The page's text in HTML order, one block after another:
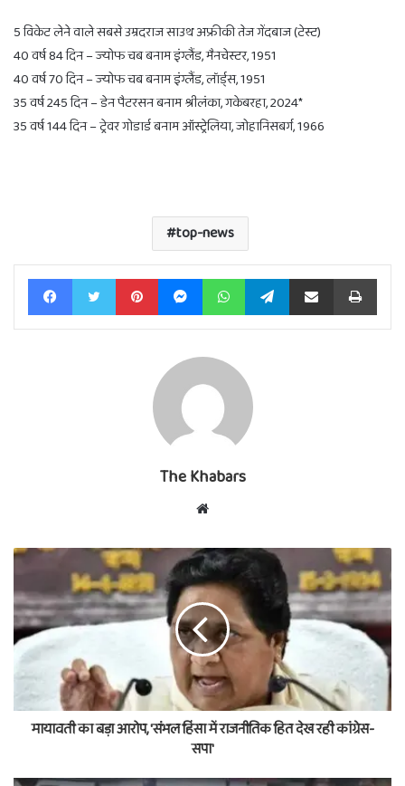
5 विकेट लेने वाले सबसे उम्रदराज साउथ अफ्रीकी तेज गेंदबाज (टेस्ट)
40 वर्ष 84 दिन – ज्योफ चब बनाम इंग्लैंड, मैनचेस्टर, 1951
40 वर्ष 70 दिन – ज्योफ चब बनाम इंग्लैंड, लॉर्ड्स, 1951
35 वर्ष 245 दिन – डेन पैटरसन बनाम श्रीलंका, गकेबरहा, 2024*
35 वर्ष 144 दिन – ट्रेवर गोडार्ड बनाम ऑस्ट्रेलिया, जोहानिसबर्ग, 1966
top-news
FacebookTwitter PinterestMessengerWhatsAppTelegramShare via Email Print
The Khabars
Website
मायावती का बड़ा आरोप, 'संभल हिंसा में राजनीतिक हित देख रही कांग्रेस-
सपा'